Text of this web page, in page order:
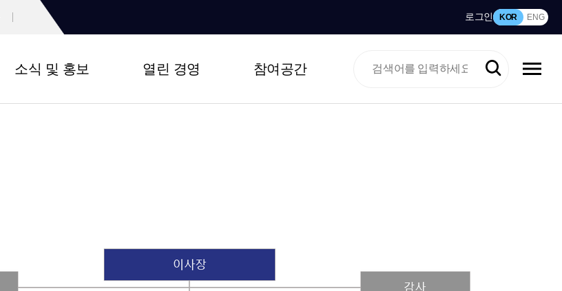
로그인 KOR ENG
소식 및 홍보 열린 경영 참여공간